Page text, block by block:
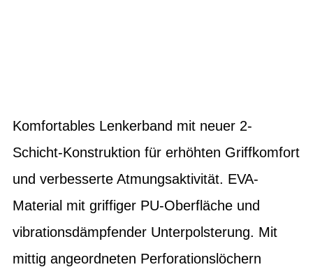
Komfortables Lenkerband mit neuer 2-
Schicht-Konstruktion für erhöhten Griffkomfort
und verbesserte Atmungsaktivität. EVA-
Material mit griffiger PU-Oberfläche und
vibrationsdämpfender Unterpolsterung. Mit
mittig angeordneten Perforationslöchern